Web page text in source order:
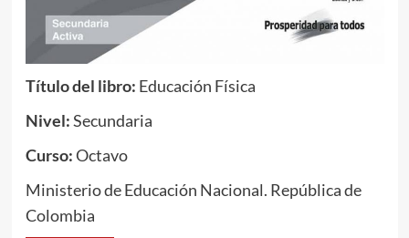
Título del libro: Educación Física
Nivel:Secundaria
Curso:Octavo
Ministerio de Educación Nacional. República de
Colombia